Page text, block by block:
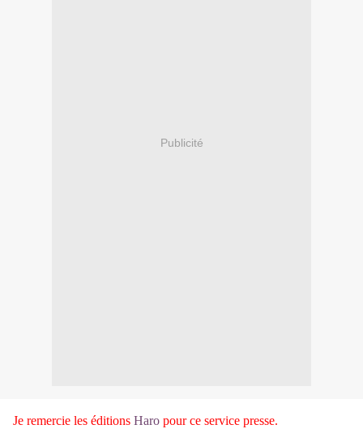
Publicité
Je remercie les éditions Haro pour ce service presse.